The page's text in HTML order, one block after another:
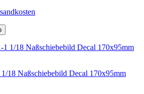
18 Naßschiebebild Decal 170x95mm